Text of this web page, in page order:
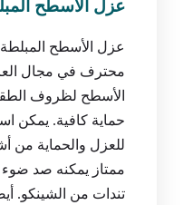
عزل الأسطح
عزل الأسطح
محترف في مجال
الأسطح لظروف
حماية كافية. يمكن
للعزل والحماية من
ممتاز يمكنه صد
تندات من الشينكو.